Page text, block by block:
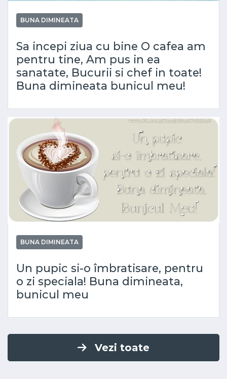
BUNA DIMINEATA
Sa incepi ziua cu bine O cafea am
pentru tine, Am pus in ea
sanatate, Bucurii si chef in toate!
Buna dimineata bunicul meu!
BUNA DIMINEATA
Un pupic si-o îmbratisare, pentru
o zi speciala! Buna dimineata,
bunicul meu
Vezi toate